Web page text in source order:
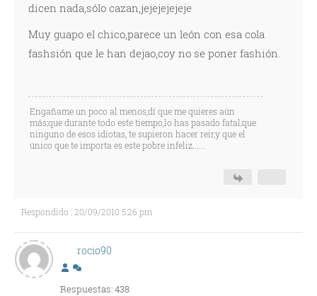
dicen nada,sólo cazan,jejejejejeje
Muy guapo el chico,parece un león con esa cola
fashsión que le han dejao,coy no se poner fashión.
Engañame un poco al menos,dí que me quieres aún
más;que durante todo este tiempo,lo has pasado fatal;que
ninguno de esos idiotas, te supieron hacer reir,y que el
único que te importa es este pobre infeliz......
Respondido : 20/09/2010 5:26 pm
rocio90
Respuestas: 438